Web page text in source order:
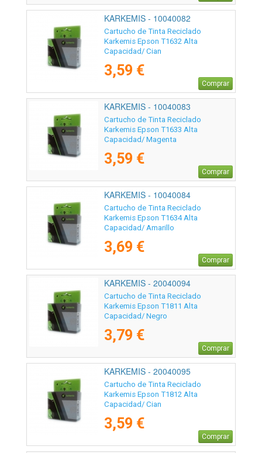
KARKEMIS - 10040082
Cartucho de Tinta Reciclado
Karkemis Epson T1632 Alta
Capacidad/ Cian
3,59 €
Comprar
KARKEMIS - 10040083
Cartucho de Tinta Reciclado
Karkemis Epson T1633 Alta
Capacidad/ Magenta
3,59 €
Comprar
KARKEMIS - 10040084
Cartucho de Tinta Reciclado
Karkemis Epson T1634 Alta
Capacidad/ Amarillo
3,69 €
Comprar
KARKEMIS - 20040094
Cartucho de Tinta Reciclado
Karkemis Epson T1811 Alta
Capacidad/ Negro
3,79 €
Comprar
KARKEMIS - 20040095
Cartucho de Tinta Reciclado
Karkemis Epson T1812 Alta
Capacidad/ Cian
3,59 €
Comprar